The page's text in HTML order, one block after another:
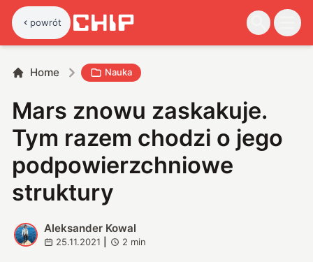
powrót
Home Nauka
Mars znowu zaskakuje.
Tym razem chodzi o jego
podpowierzchniowe
struktury
A
Aleksander Kowal
25.11.2021 2 min